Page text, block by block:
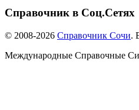
Справочник в Соц.Сетях
© 2008-2026 Справочник Сочи.
Международные Справочные